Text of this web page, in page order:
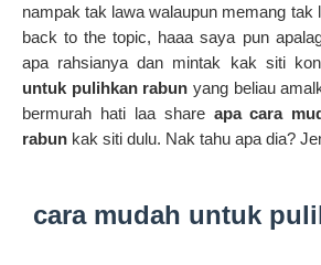
nampak tak lawa walaupun memang tak
back to the topic, haaa saya pun
apa rahsianya dan mintak kak siti
untuk pulihkan rabun yang beliau
bermurah hati laa share apa cara
rabun kak siti dulu. Nak tahu apa dia?
cara mudah untuk